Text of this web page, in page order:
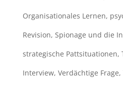
Organisationales Lernen,
Revision, Spionage und die
strategische Pattsituationen,
Interview, Verdächtige Frage,